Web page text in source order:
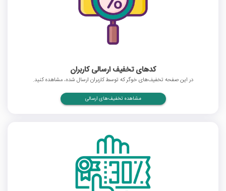
کدهای تخفیف ارسالی کاربران
در این صفحه تخفیف‌های خوگر که توسط کاربران ارسال شده، مشاهده کنید.
مشاهده تخفیف‌های ارسالی